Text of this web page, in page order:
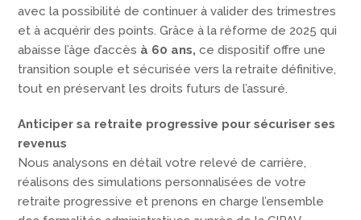
avec la possibilité de continuer à valider des trimestres
et à acquérir des points. Grâce à la réforme de 2025 qui
abaisse l’âge d’accès à 60 ans, ce dispositif offre une
transition souple et sécurisée vers la retraite définitive,
tout en préservant les droits futurs de l’assuré.
Anticiper sa retraite progressive pour sécuriser ses
revenus
Nous analysons en détail votre relevé de carrière,
réalisons des simulations personnalisées de votre
retraite progressive et prenons en charge l’ensemble